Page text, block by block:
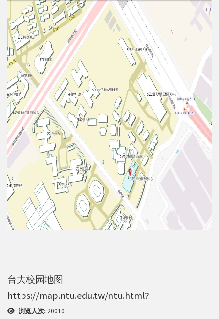
师于1996年回到台湾大学任教后，继续以生物
芯片搭配生物资讯等为工具，开发专一性生物指
标，应用于精准农业以及侦测癌细胞转移或复发
等在精准医疗上的应用。同时，蔡老师运用次世
代定序了解台湾乳癌病患中基因体中的变异以及
演化，试图了解癌症复发机制。同时透过次世代
定序解出台湾帝雉全基因体资讯。这样的讯息是
只能从基因组分析而无法从生态调查得知，在在
强调了解台湾特有物种基因资讯的重要性。
浏览人次: 20010
台大校园地图
https://map.ntu.edu.tw/ntu.html?